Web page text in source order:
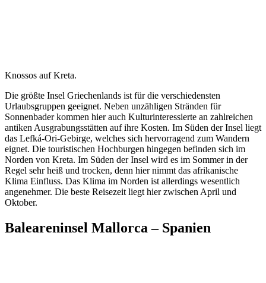
Knossos auf Kreta.
Die größte Insel Griechenlands ist für die verschiedensten
Urlaubsgruppen geeignet. Neben unzähligen Stränden für
Sonnenbader kommen hier auch Kulturinteressierte an zahlreichen
antiken Ausgrabungsstätten auf ihre Kosten. Im Süden der Insel liegt
das Lefká-Ori-Gebirge, welches sich hervorragend zum Wandern
eignet. Die touristischen Hochburgen hingegen befinden sich im
Norden von Kreta. Im Süden der Insel wird es im Sommer in der
Regel sehr heiß und trocken, denn hier nimmt das afrikanische
Klima Einfluss. Das Klima im Norden ist allerdings wesentlich
angenehmer. Die beste Reisezeit liegt hier zwischen April und
Oktober.
Baleareninsel Mallorca – Spanien